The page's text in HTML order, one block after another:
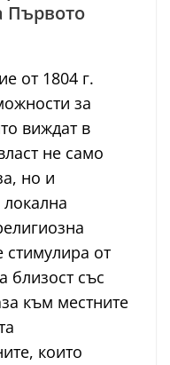
Първото
от 1804 г.
за
виждат в
не само
но и
стимулира от
близост със
към местните
които